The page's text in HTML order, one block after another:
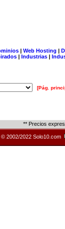
| Web Hosting |
| Industrias |
[Pág.
** Precios
© 2002/2022 Solo10.com